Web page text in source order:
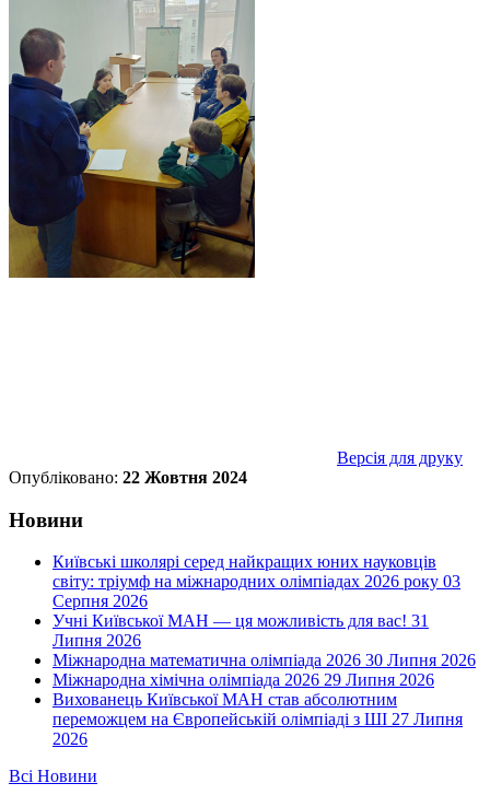
Версія для друку
Опубліковано: 22 Жовтня 2024
Новини
Київські школярі серед найкращих юних науковців
світу: тріумф на міжнародних олімпіадах 2026 року 03
Серпня 2026
Учні Київської МАН — ця можливість для вас! 31
Липня 2026
Міжнародна математична олімпіада 2026 30 Липня 2026
Міжнародна хімічна олімпіада 2026 29 Липня 2026
Вихованець Київської МАН став абсолютним
переможцем на Європейській олімпіаді з ШІ 27 Липня
2026
Всі Новини